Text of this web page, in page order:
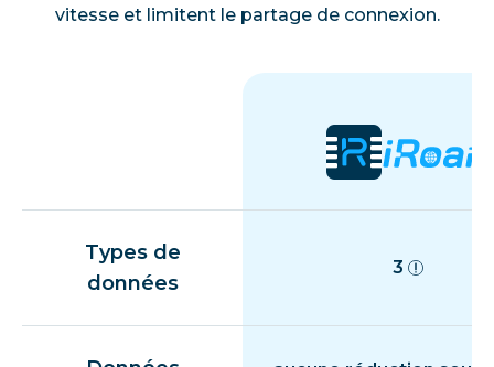
vitesse et limitent le partage de connexion.
Types de
données
3